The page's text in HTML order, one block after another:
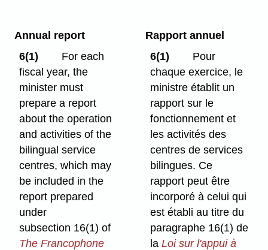
Annual report
6(1)
For each
fiscal year, the
minister must
prepare a report
about the operation
and activities of the
bilingual service
centres, which may
be included in the
report prepared
under
subsection 16(1) of
The Francophone
Rapport annuel
6(1)
Pour
chaque exercice, le
ministre établit un
rapport sur le
fonctionnement et
les activités des
centres de services
bilingues. Ce
rapport peut être
incorporé à celui qui
est établi au titre du
paragraphe 16(1) de
laLoi sur l'appui à